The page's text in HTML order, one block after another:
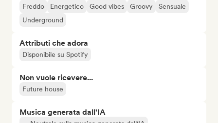
Freddo Energetico Good vibes Groovy
Sensuale
Underground
Attributi che adora
Disponibile su Spotify
Non vuole ricevere...
Future house
Musica generata dall'IA